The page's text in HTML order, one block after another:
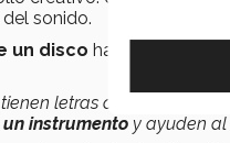
sonido.
un disco hasta los
letras con temáticas
instrumento y ayuden al